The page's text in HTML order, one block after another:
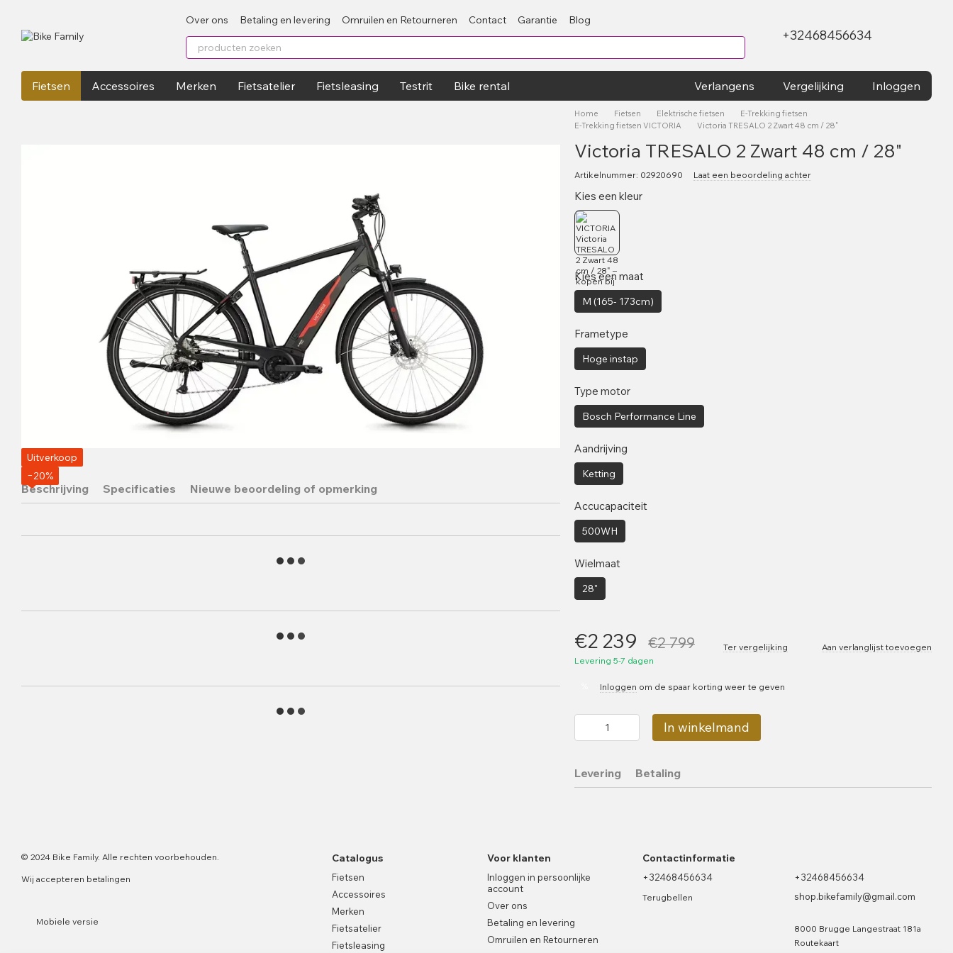
Over ons Betaling en levering Omruilen en Retourneren Contact Garantie Blog
+32468456634
Fietsen Accessoires Merken Fietsatelier Fietsleasing Testrit Bike rental Verlangens Vergelijking Inloggen
Uitverkoop
−20%
Beschrijving Specificaties Nieuwe beoordeling of opmerking
Home Fietsen Elektrische fietsen
E-Trekking fietsen
E-Trekking fietsen VICTORIA
Victoria TRESALO 2 Zwart 48 cm / 28"
Victoria TRESALO 2 Zwart 48 cm / 28"
Artikelnummer: 02920690 Laat een beoordeling achter
Kies een kleur
Kies een maat
M (165- 173cm)
Frametype
Hoge instap
Type motor
Bosch Performance Line
Aandrijving
Ketting
Accucapaciteit
500WH
Wielmaat
28"
€2 239 €2 799
Levering 5-7 dagen
Ter vergelijking Aan verlanglijst toevoegen
Inloggen om de spaar korting weer te geven
In winkelmand
Levering Betaling
© 2024 Bike Family. Alle rechten voorbehouden.
Wij accepteren betalingen
Mobiele versie
Catalogus
Fietsen
Accessoires
Merken
Fietsatelier
Fietsleasing
Voor klanten
Inloggen in persoonlijke
account
Over ons
Betaling en levering
Omruilen en Retourneren
Contactinformatie
+32468456634
Terugbellen
+32468456634
shop.bikefamily@gmail.com
8000 Brugge Langestraat 181a
Routekaart